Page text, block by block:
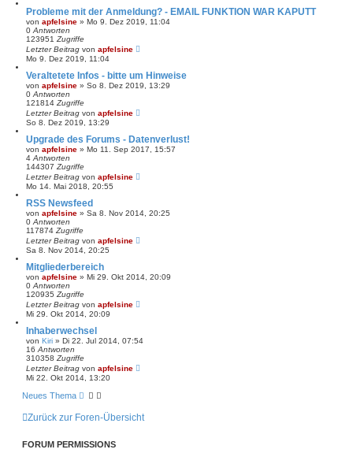
Probleme mit der Anmeldung? - EMAIL FUNKTION WAR KAPUTT
von apfelsine » Mo 9. Dez 2019, 11:04
0 Antworten
123951 Zugriffe
Letzter Beitrag von apfelsine
Mo 9. Dez 2019, 11:04
Veraltetete Infos - bitte um Hinweise
von apfelsine » So 8. Dez 2019, 13:29
0 Antworten
121814 Zugriffe
Letzter Beitrag von apfelsine
So 8. Dez 2019, 13:29
Upgrade des Forums - Datenverlust!
von apfelsine » Mo 11. Sep 2017, 15:57
4 Antworten
144307 Zugriffe
Letzter Beitrag von apfelsine
Mo 14. Mai 2018, 20:55
RSS Newsfeed
von apfelsine » Sa 8. Nov 2014, 20:25
0 Antworten
117874 Zugriffe
Letzter Beitrag von apfelsine
Sa 8. Nov 2014, 20:25
Mitgliederbereich
von apfelsine » Mi 29. Okt 2014, 20:09
0 Antworten
120935 Zugriffe
Letzter Beitrag von apfelsine
Mi 29. Okt 2014, 20:09
Inhaberwechsel
von Kiri » Di 22. Jul 2014, 07:54
16 Antworten
310358 Zugriffe
Letzter Beitrag von apfelsine
Mi 22. Okt 2014, 13:20
Neues Thema
Zurück zur Foren-Übersicht
FORUM PERMISSIONS